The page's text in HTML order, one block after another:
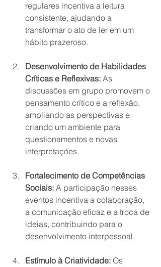
regulares incentiva a leitura
consistente, ajudando a
transformar o ato de ler em um
hábito prazeroso.
Desenvolvimento de Habilidades
Críticas e Reflexivas: As
discussões em grupo promovem o
pensamento crítico e a reflexão,
ampliando as perspectivas e
criando um ambiente para
questionamentos e novas
interpretações.
Fortalecimento de Competências
Sociais: A participação nesses
eventos incentiva a colaboração,
a comunicação eficaz e a troca de
ideias, contribuindo para o
desenvolvimento interpessoal.
Estímulo à Criatividade: Os